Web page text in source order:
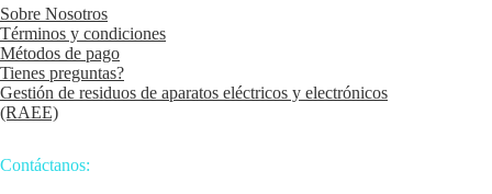
Sobre Nosotros
Términos y condiciones
Métodos de pago
Tienes preguntas?
Gestión de residuos de aparatos eléctricos y electrónicos
(RAEE)
Contáctanos: